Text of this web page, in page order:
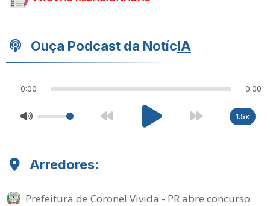
Ouça Podcast da NotícIA
0:00 0:00
1.5x
Arredores:
Prefeitura de Coronel Vivida - PR abre concurso